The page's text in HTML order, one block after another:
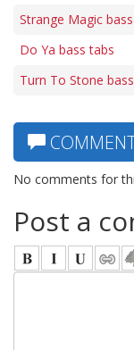
Strange Magic
Do Ya bass tabs
Turn To Stone
No comments for
Post a